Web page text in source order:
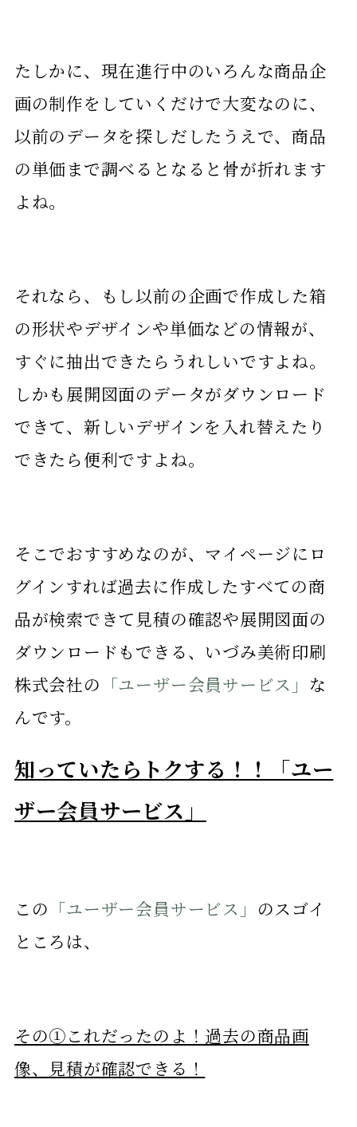
たしかに、現在進行中のいろんな商品企
画の制作をしていくだけで大変なのに、
以前のデータを探しだしたうえで、商品
の単価まで調べるとなると骨が折れます
よね。
それなら、もし以前の企画で作成した箱
の形状やデザインや単価などの情報が、
すぐに抽出できたらうれしいですよね。
しかも展開図面のデータがダウンロード
できて、新しいデザインを入れ替えたり
できたら便利ですよね。
そこでおすすめなのが、マイページにロ
グインすれば過去に作成したすべての商
品が検索できて見積の確認や展開図面の
ダウンロードもできる、いづみ美術印刷
株式会社の 「ユーザー会員サービス」 な
んです。
知っていたらトクする！！「ユー
ザー会員サービス」
この 「ユーザー会員サービス」 のスゴイ
ところは、
その①これだったのよ！過去の商品画
像、見積が確認できる！